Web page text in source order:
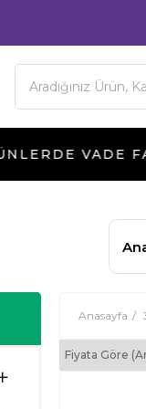
FARKSIZ 3
Anasayfa
Fiyata Göre